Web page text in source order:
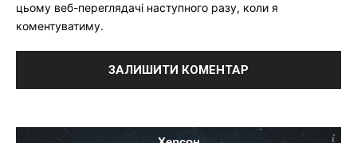
цьому веб-переглядачі наступного разу, коли я
коментуватиму.